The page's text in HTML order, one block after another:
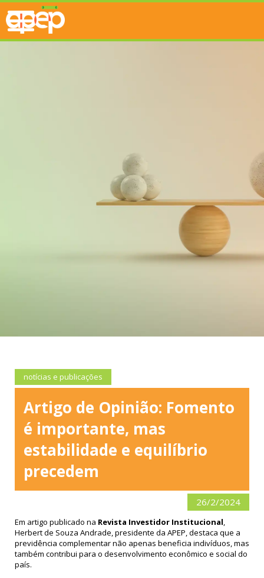
notícias e publicações
Artigo de Opinião: Fomento
é importante, mas
estabilidade e equilíbrio
precedem
26/2/2024
Em artigo publicado na Revista Investidor Institucional,
Herbert de Souza Andrade, presidente da APEP, destaca que a
previdência complementar não apenas beneficia indivíduos, mas
também contribui para o desenvolvimento econômico e social do
país.